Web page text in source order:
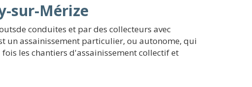
sur-Mérize
conduites et par des collecteurs avec
un assainissement particulier, ou autonome, qui
les chantiers d'assainissement collectif et